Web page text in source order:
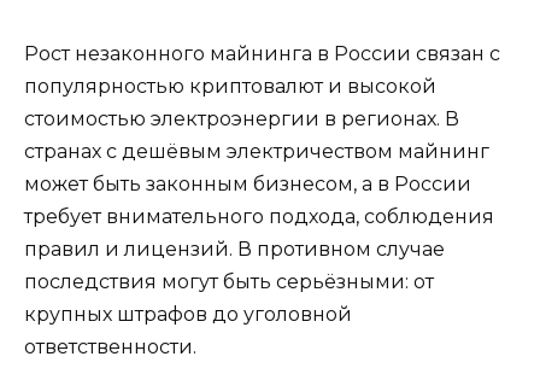
Рост незаконного майнинга в России связан с
популярностью криптовалют и высокой
стоимостью электроэнергии в регионах. В
странах с дешёвым электричеством майнинг
может быть законным бизнесом, а в России
требует внимательного подхода, соблюдения
правил и лицензий. В противном случае
последствия могут быть серьёзными: от
крупных штрафов до уголовной
ответственности.